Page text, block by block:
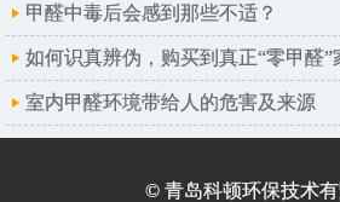
甲醛中毒后会感到那些不适？
如何识真辨伪，购买到真正“零甲醛”
室内甲醛环境带给人的危害及来源
© 青岛科顿环保技术有